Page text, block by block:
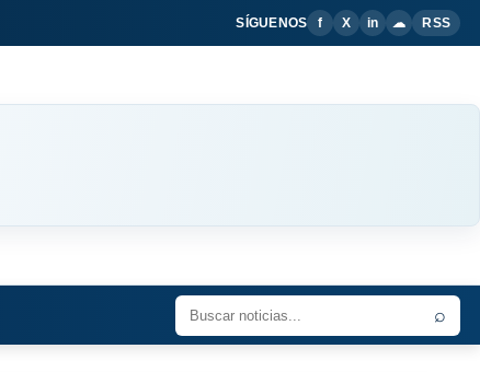
SÍGUENOS f X in ☁ RSS
⌕